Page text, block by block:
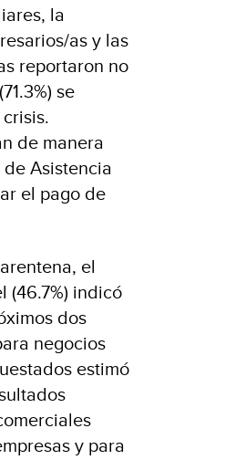
la
as y las
reportaron no
se
de manera
Asistencia
el pago de
el
(46.7%) indicó
dos
negocios
estimó
y para